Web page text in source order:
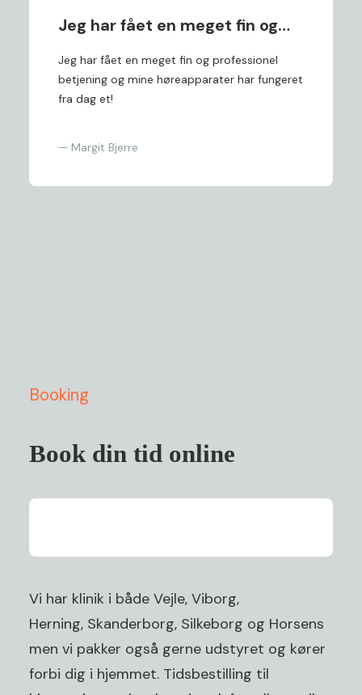
Jeg har fået en meget fin og…
Jeg har fået en meget fin og professionel
betjening og mine høreapparater har fungeret
fra dag et!
— Margit Bjerre
Booking
Book din tid online
Vi har klinik i både Vejle, Viborg,
Herning, Skanderborg, Silkeborg og Horsens
men vi pakker også gerne udstyret og kører
forbi dig i hjemmet. Tidsbestilling til